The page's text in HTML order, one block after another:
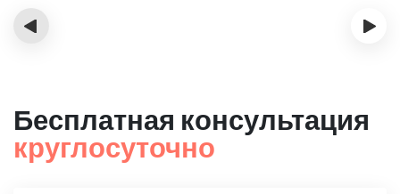
‹ ›
Бесплатная консультация
круглосуточно